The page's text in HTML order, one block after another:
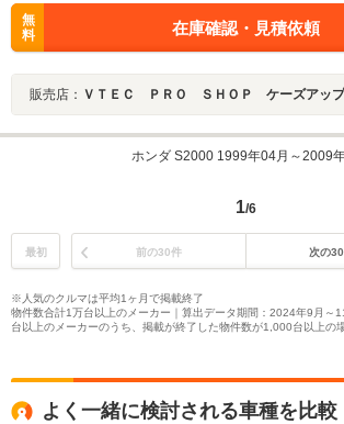
無
料
在庫確認・見積依頼
販売店： ＶＴＥＣ ＰＲＯ ＳＨＯＰ ケーズアップ Ｊ
ホンダ S2000 1999年04月～2009
1/6
最初 前の30件 次の
※人気のクルマは平均1ヶ月で掲載終了
物件数合計1万台以上のメーカー｜算出データ期間：2024年9月～
台以上のメーカーのうち、掲載が終了した物件数が1,000台以上の
よく一緒に検討される車種を比較